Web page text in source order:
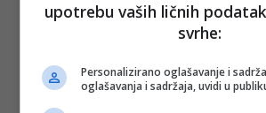
PODIJELI NA
Depo.ba pratite putem društvenih mreža
upotrebu vaših ličnih
svrhe:
Personalizirano oglašavanje i
oglašavanja i sadržaja, uvidi u